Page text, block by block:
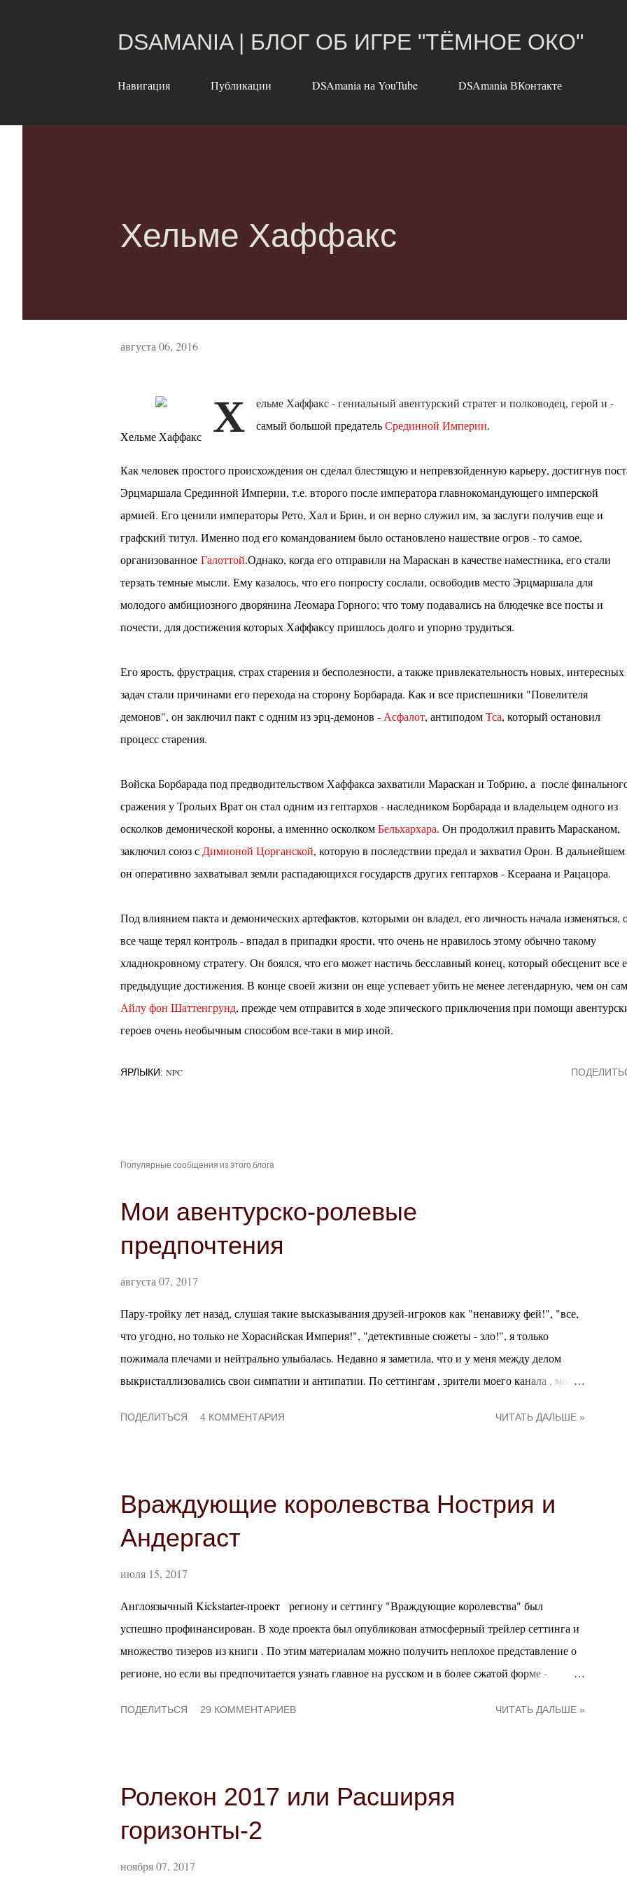
DSAMANIA | БЛОГ ОБ ИГРЕ "ТЁМНОЕ ОКО"
Навигация Публикации DSAmania на YouTube DSAmania ВКонтакте
Хельме Хаффакс
августа 06, 2016
Хельме Хаффакс Х
ельме Хаффакс - гениальный авентурский стратег и полководец, герой и -
самый большой предательСрединной Империи.
Как человек простого происхождения он сделал блестящую и непревзойденную карьеру, достигнув
Эрцмаршала Срединной Империи, т.е. второго после императора главнокомандующего имперской
армией. Его ценили императоры Рето, Хал и Брин, и он верно служил им, за заслуги получив еще и
графский титул. Именно под его командованием было остановлено нашествие огров - то самое,
организованное Галоттой.Однако, когда его отправили на Мараскан в качестве наместника, его стали
терзать темные мысли. Ему казалось, что его попросту сослали, освободив место Эрцмаршала для
молодого амбициозного дворянина Леомара Горного; что тому подавались на блюдечке все посты и
почести, для достижения которых Хаффаксу пришлось долго и упорно трудиться.
Его ярость, фрустрация, страх старения и бесполезности, а также привлекательность новых, интересных
задач стали причинами его перехода на сторону Борбарада. Как и все приспешники "Повелителя
демонов", он заключил пакт с одним из эрц-демонов -Асфалот, антиподомТса, который остановил
процесс старения.
Войска Борбарада под предводительством Хаффакса захватили Мараскан и Тобрию, а после
сражения у Трольих Врат он стал одним из гептархов - наследником Борбарада и владельцем одного из
осколков демонической короны, а именнно осколкомБельхархара. Он продолжил править Марасканом,
заключил союз сДимионой Цорганской, которую в последствии предал и захватил Орон. В дальнейшем
он оперативно захватывал земли распадающихся государств других гептархов - Ксераана и Рацацора.
Под влиянием пакта и демонических артефактов, которыми он владел, его личность начала изменяться,
все чаще терял контроль - впадал в припадки ярости, что очень не нравилось этому обычно такому
хладнокровному стратегу. Он боялся, что его может настичь бесславный конец, который обесценит все
предыдущие достижения. В конце своей жизни он еще успевает убить не менее легендарную, чем он
Айлу фон Шаттенгрунд, прежде чем отправится в ходе эпического приключения при помощи
героев очень необычным способом все-таки в мир иной.
ЯРЛЫКИ: NPC
Популярные сообщения из этого блога
Мои авентурско-ролевые
предпочтения
августа 07, 2017
Пару-тройку лет назад, слушая такие высказывания друзей-игроков как "ненавижу фей!", "все,
что угодно, но только не Хорасийская Империя!", "детективные сюжеты - зло!", я только
пожимала плечами и нейтрально улыбалась. Недавно я заметила, что и у меня между делом
выкристаллизовались свои симпатии и антипатии. По сеттингам , зрители моего канала , может
любимцам прибавились Хорасийская Империя и Аль-Анфанская Империя . Что же касается
пережила уже пару мастерских фиаско и только одно более или менее нормальное
приключение. Я бы хотела поиграть и поводить их побольше, чтобы точнее определиться в том,
что я о них думаю. Моими явными жанровыми фаворитами являются интриги и СТРАННОЕ.
ПОДЕЛИТЬСЯ 4 КОММЕНТАРИЯ ЧИТАТЬ ДАЛЬШЕ »
Враждующие королевства Нострия и
Андергаст
июля 15, 2017
Англоязычный Kickstarter-проект региону и сеттингу "Враждующие королевства" был
успешно профинансирован. В ходе проекта был опубликован атмосферный трейлер сеттинга и
множество тизеров из книги . По этим материалам можно получить неплохое представление о
регионе, но если вы предпочитается узнать главное на русском и в более сжатой форме -
на западе Авентурии. Они знамениты своей вековой враждой, причины которой уже никто не
полагаясь на древние традиции. Хорошо то, что всегда так было. Оба королевства
характеризуются строгим феодальным строем и представляют собой сеттинг, вдохновленный
ранним средневековьем и столетней войной между Англией и Францией. По авентурским
ПОДЕЛИТЬСЯ 29 КОММЕНТАРИЕВ ЧИТАТЬ ДАЛЬШЕ »
Ролекон 2017 или Расширяя
горизонты-2
ноября 07, 2017